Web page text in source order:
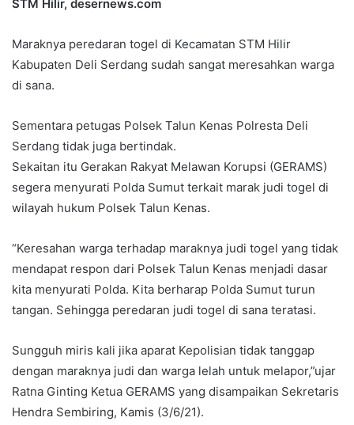
STM Hilir, desernews.com
Maraknya peredaran togel di Kecamatan STM Hilir
Kabupaten Deli Serdang sudah sangat meresahkan warga
di sana.
Sementara petugas Polsek Talun Kenas Polresta Deli
Serdang tidak juga bertindak.
Sekaitan itu Gerakan Rakyat Melawan Korupsi (GERAMS)
segera menyurati Polda Sumut terkait marak judi togel di
wilayah hukum Polsek Talun Kenas.
“Keresahan warga terhadap maraknya judi togel yang tidak
mendapat respon dari Polsek Talun Kenas menjadi dasar
kita menyurati Polda. Kita berharap Polda Sumut turun
tangan. Sehingga peredaran judi togel di sana teratasi.
Sungguh miris kali jika aparat Kepolisian tidak tanggap
dengan maraknya judi dan warga lelah untuk melapor,”ujar
Ratna Ginting Ketua GERAMS yang disampaikan Sekretaris
Hendra Sembiring, Kamis (3/6/21).